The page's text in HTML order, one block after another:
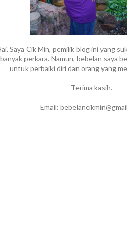
Saya Cik Min, pemilik blog ini yang
banyak perkara. Namun, bebelan saya
untuk perbaiki diri dan orang yang
Terima kasih.
Email: